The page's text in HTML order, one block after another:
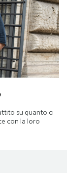
su quanto ci
con la loro